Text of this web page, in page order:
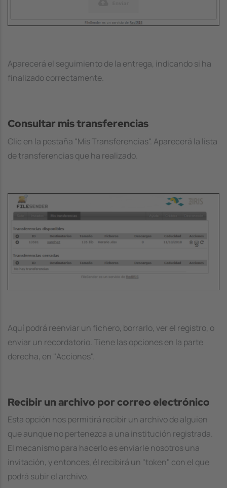
Aparecerá el seguimiento de la entrega, indicando si ha
finalizado correctamente.
Consultar mis transferencias
Clic en la pestaña "Mis Transferencias". Aparecerá la lista
de transferencias que ha realizado.
Image
Aquí podrá reenviar un fichero, borrarlo, ver el registro, o
enviar un recordatorio. Tiene las opciones en la parte
derecha, en "Acciones".
Recibir un archivo por correo electrónico
Esta opción nos permitirá recibir un archivo de alguien
que aunque no pertenezca a una institución registrada.
El mecanismo para hacerlo es enviarle nosotros una
invitación, y entonces, él recibirá un "token" con el que
podrá subir el archivo.